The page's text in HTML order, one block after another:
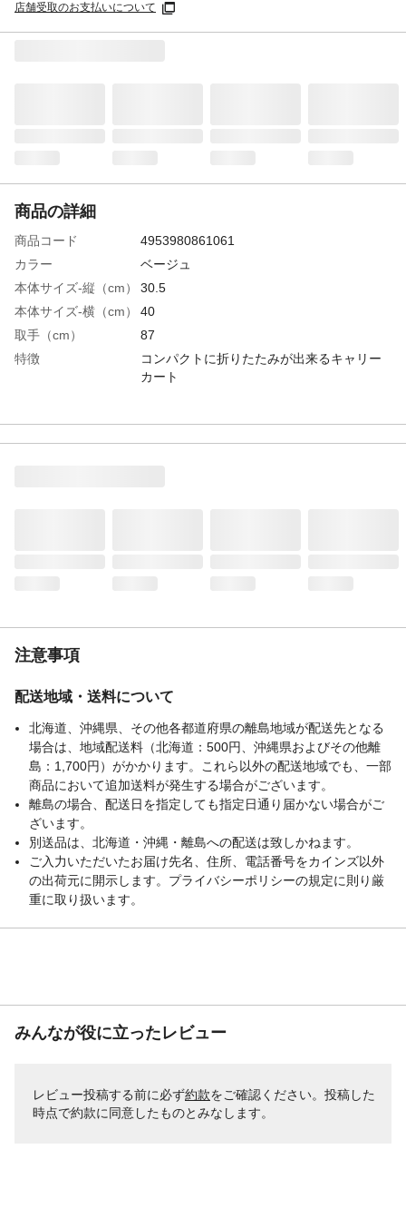
店舗受取のお支払いについて
商品の詳細
商品コード
4953980861061
カラー
ベージュ
本体サイズ-縦（cm）
30.5
本体サイズ-横（cm）
40
取手（cm）
87
特徴
コンパクトに折りたたみが出来るキャリー
カート
材質・素材
ポリプロピレン,ABS,鉄
耐荷重（kg）
25
注意事項
配送地域・送料について
北海道、沖縄県、その他各都道府県の離島地域が配送先となる
場合は、地域配送料（北海道：500円、沖縄県およびその他離
島：1,700円）がかかります。これら以外の配送地域でも、一部
商品において追加送料が発生する場合がございます。
離島の場合、配送日を指定しても指定日通り届かない場合がご
ざいます。
別送品は、北海道・沖縄・離島への配送は致しかねます。
ご入力いただいたお届け先名、住所、電話番号をカインズ以外
の出荷元に開示します。プライバシーポリシーの規定に則り厳
重に取り扱います。
みんなが役に立ったレビュー
レビュー投稿する前に必ず約款をご確認ください。投稿した
時点で約款に同意したものとみなします。